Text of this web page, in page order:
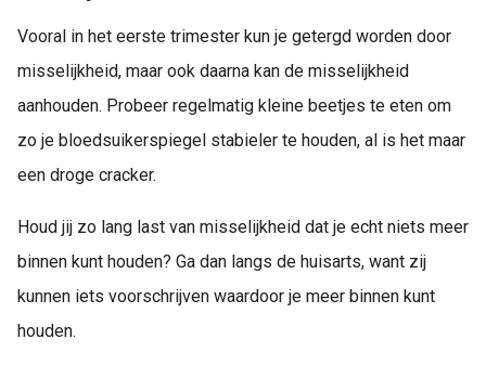
Vooral in het eerste trimester kun je getergd worden door
misselijkheid, maar ook daarna kan de misselijkheid
aanhouden. Probeer regelmatig kleine beetjes te eten om
zo je bloedsuikerspiegel stabieler te houden, al is het maar
een droge cracker.
Houd jij zo lang last van misselijkheid dat je echt niets meer
binnen kunt houden? Ga dan langs de huisarts, want zij
kunnen iets voorschrijven waardoor je meer binnen kunt
houden.